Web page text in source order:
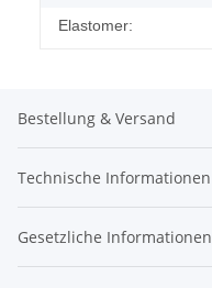
Elastomer:
Bestellung & Versand
Technische Informationen
Gesetzliche Informationen